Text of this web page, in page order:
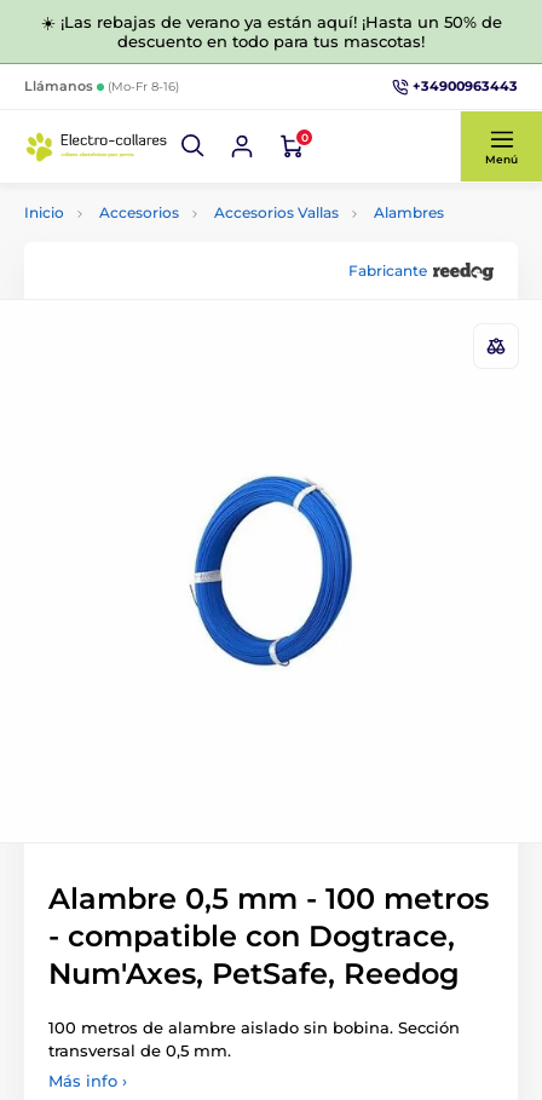
☀️ ¡Las rebajas de verano ya están aquí! ¡Hasta un 50% de
descuento en todo para tus mascotas!
Llámanos (Mo-Fr 8-16) +34900963443
0
Menú
Inicio Accesorios Accesorios Vallas Alambres
Fabricante
Alambre 0,5 mm - 100 metros
- compatible con Dogtrace,
Num'Axes, PetSafe, Reedog
100 metros de alambre aislado sin bobina. Sección
transversal de 0,5 mm.
Más info ›